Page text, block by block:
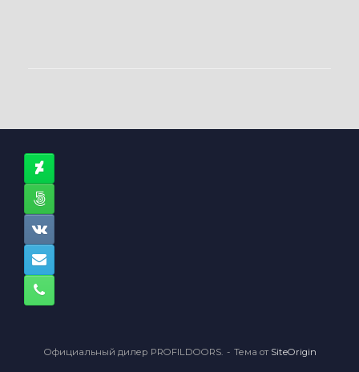
Официальный дилер PROFILDOORS. Тема от SiteOrigin